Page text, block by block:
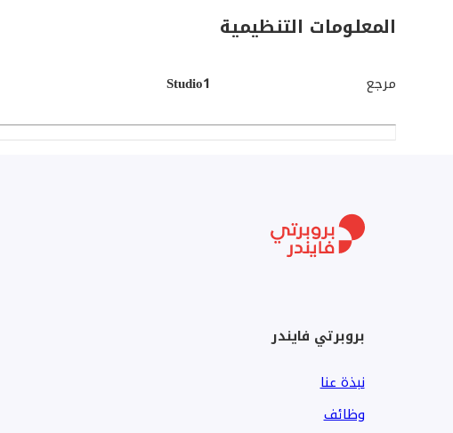
مرافق المجتمع:
صالة رياضية
حدائق ذات مناظر طبيعية
سهولة الوصول إلى الطرق الرئيسية
فرصة استثمارية رائعة في واحدة من المجتمعات سريعة النمو في
لمزيد من التفاصيل أو لترتيب الزيارة، اتصل الآن.
المعلومات التنظيمية
مرجع Studio1
بروبرتي فايندر
نبذة عنا
وظائف